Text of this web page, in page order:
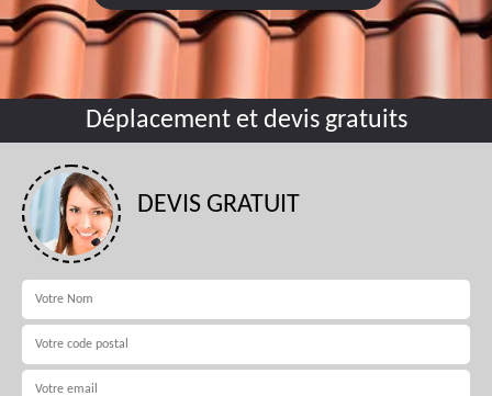
Déplacement et devis gratuits
DEVIS GRATUIT